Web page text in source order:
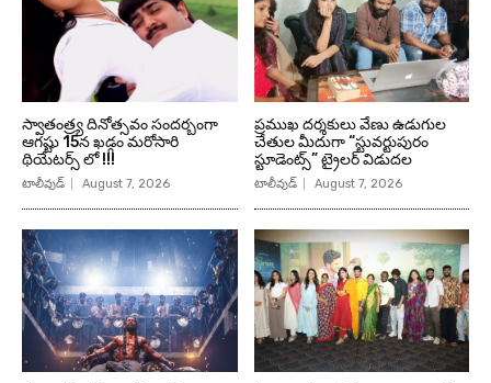
స్వాతంత్ర్య దినోత్సవం సందర్బంగా
ఆగష్టు 15న ఖడ్గం మరోసారి
థియేటర్స్ లో !!!
టాలీవుడ్ August 7, 2026
ప్రముఖ దర్శకులు వేణు ఉడుగుల
చేతుల మీదుగా “స్టువర్టుపురం
స్టూడెంట్స్” ట్రైలర్ విడుదల
టాలీవుడ్ August 7, 2026